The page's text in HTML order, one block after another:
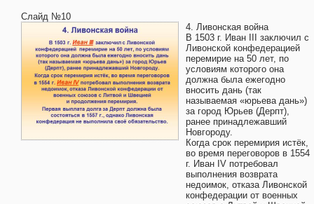
Слайд №10
4. Ливонская война
В 1503 г. Иван III заключил с
Ливонской конфедерацией
перемирие на 50 лет, по
условиям которого она
должна была ежегодно
вносить дань (так
называемая «юрьева дань»)
за город Юрьев (Дерпт),
ранее принадлежавший
Новгороду.
Когда срок перемирия истёк,
во время переговоров в 1554
г. Иван IV потребовал
выполнения возврата
недоимок, отказа Ливонской
конфедерации от военных